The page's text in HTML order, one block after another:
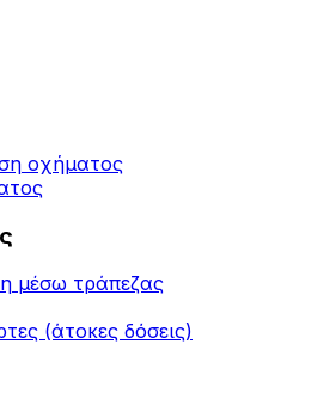
οχήματος
μέσω τράπεζας
(άτοκες δόσεις)